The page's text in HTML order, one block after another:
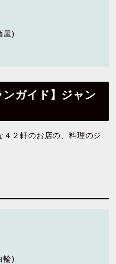
屋)
ンガイド】ジャン
２軒のお店の、料理のジ
輪)